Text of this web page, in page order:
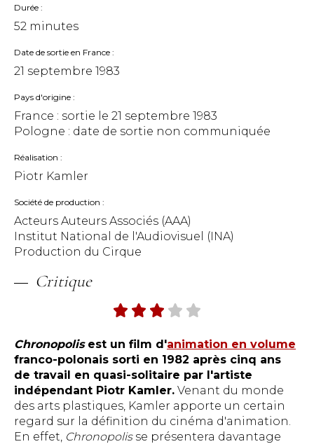
Durée
52 minutes
Date de sortie en France
21 septembre 1983
Pays d'origine
France : sortie le 21 septembre 1983
Pologne : date de sortie non communiquée
Réalisation
Piotr Kamler
Société de production
Acteurs Auteurs Associés (AAA)
Institut National de l'Audiovisuel (INA)
Production du Cirque
Critique
Chronopolis est un film d'animation en volume
franco-polonais sorti en 1982 après cinq ans
de travail en quasi-solitaire par l'artiste
indépendant Piotr Kamler. Venant du monde
des arts plastiques, Kamler apporte un certain
regard sur la définition du cinéma d'animation.
En effet, Chronopolis se présentera davantage